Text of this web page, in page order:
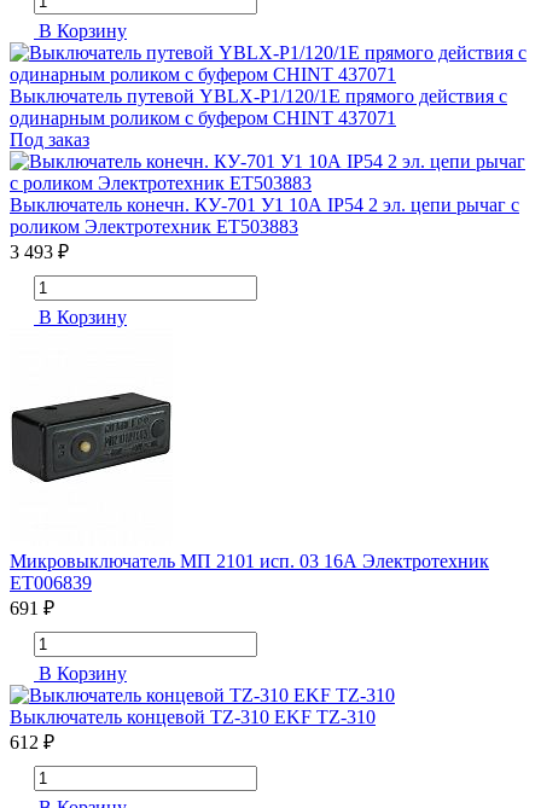
В Корзину
Выключатель путевой YBLX-P1/120/1E прямого действия с
одинарным роликом с буфером CHINT 437071
Под заказ
Выключатель конечн. КУ-701 У1 10А IP54 2 эл. цепи рычаг с
роликом Электротехник ET503883
3 493 ₽
В Корзину
Микровыключатель МП 2101 исп. 03 16А Электротехник
ET006839
691 ₽
В Корзину
Выключатель концевой TZ-310 EKF TZ-310
612 ₽